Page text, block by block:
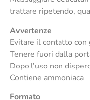
trattare ripetendo,
Avvertenze
Evitare il contatto con
Tenere fuori dalla
Dopo l’uso non
Contiene ammoniaca
Formato